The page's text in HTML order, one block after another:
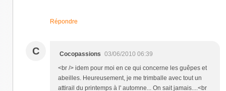
Répondre
C Cocopassions 03/06/2010 06:39
<br /> idem pour moi en ce qui concerne les guêpes et
abeilles. Heureusement, je me trimballe avec tout un
attirail du printemps à l' automne... On sait jamais....<br